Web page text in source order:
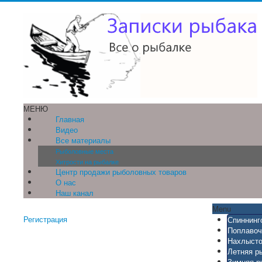
МЕНЮ
Главная
Видео
Все материалы
Рыболовные места
Хитрости на рыбалке
Центр продажи рыболовных товаров
О нас
Наш канал
Регистрация
Menu
Летняя